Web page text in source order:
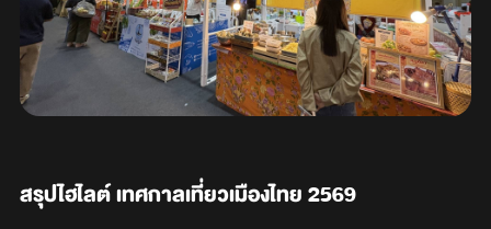
สรุปไฮไลต์ เทศกาลเที่ยวเมืองไทย 2569